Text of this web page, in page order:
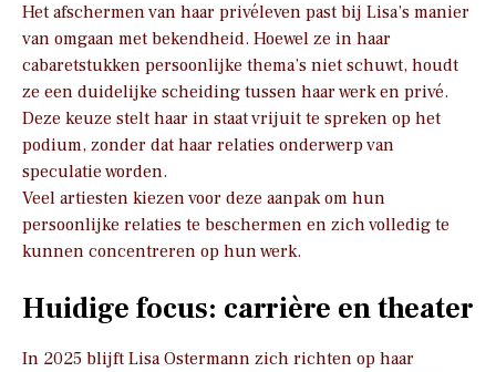
Het afschermen van haar privéleven past bij Lisa’s manier
van omgaan met bekendheid. Hoewel ze in haar
cabaretstukken persoonlijke thema’s niet schuwt, houdt
ze een duidelijke scheiding tussen haar werk en privé.
Deze keuze stelt haar in staat vrijuit te spreken op het
podium, zonder dat haar relaties onderwerp van
speculatie worden.
Veel artiesten kiezen voor deze aanpak om hun
persoonlijke relaties te beschermen en zich volledig te
kunnen concentreren op hun werk.
Huidige focus: carrière en theater
In 2025 blijft Lisa Ostermann zich richten op haar